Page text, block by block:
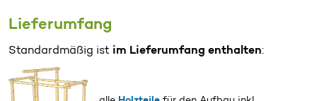
Lieferumfang
Standardmäßig ist im Lieferumfang enthalten: